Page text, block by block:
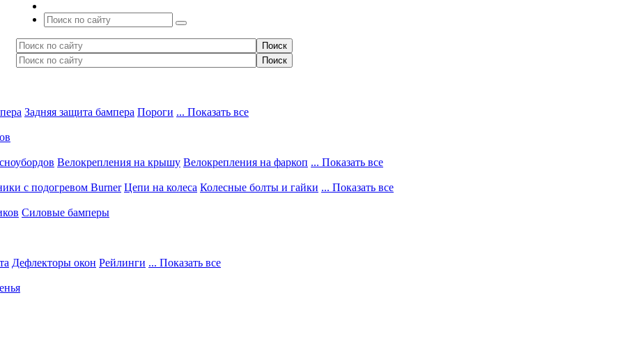
Задняя защита бампера Пороги ... Показать все
Велокрепления на крышу Велокрепления на фаркоп ... Показать все
с подогревом Burner Цепи на колеса Колесные болты и гайки ... Показать все
Силовые бамперы
Дефлекторы окон Рейлинги ... Показать все